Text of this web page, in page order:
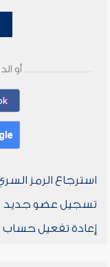
أو
استرجاع الرمز
تسجيل عضو جديد
إعادة تفعيل حساب